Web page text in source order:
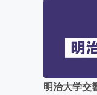
明治大学交